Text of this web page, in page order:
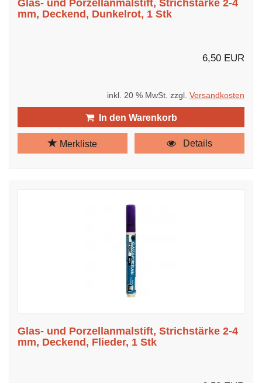
Glas- und Porzellanmalstift, Strichstärke 2-4
mm, Deckend, Dunkelrot, 1 Stk
6,50 EUR
inkl. 20 % MwSt. zzgl. Versandkosten
In den Warenkorb
Merkliste Details
Glas- und Porzellanmalstift, Strichstärke 2-4
mm, Deckend, Flieder, 1 Stk